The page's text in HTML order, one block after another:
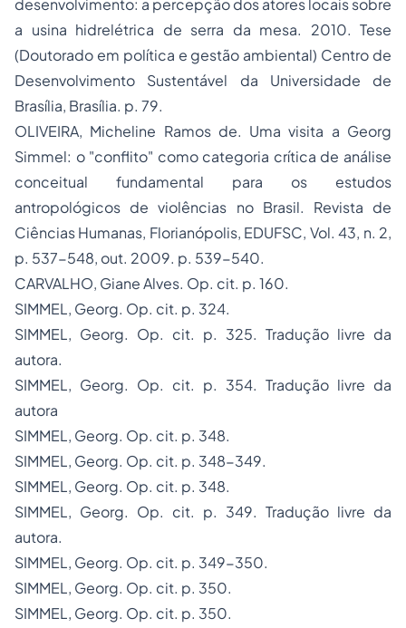
desenvolvimento: a percepção dos atores locais sobre
a usina hidrelétrica de serra da mesa. 2010. Tese
(Doutorado em política e gestão ambiental) Centro de
Desenvolvimento Sustentável da Universidade de
Brasília, Brasília. p. 79.
OLIVEIRA, Micheline Ramos de. Uma visita a Georg
Simmel: o "conflito" como categoria crítica de análise
conceitual fundamental para os estudos
antropológicos de violências no Brasil. Revista de
Ciências Humanas, Florianópolis, EDUFSC, Vol. 43, n. 2,
p. 537-548, out. 2009. p. 539-540.
CARVALHO, Giane Alves. Op. cit. p. 160.
SIMMEL, Georg. Op. cit. p. 324.
SIMMEL, Georg. Op. cit. p. 325. Tradução livre da
autora.
SIMMEL, Georg. Op. cit. p. 354. Tradução livre da
autora
SIMMEL, Georg. Op. cit. p. 348.
SIMMEL, Georg. Op. cit. p. 348-349.
SIMMEL, Georg. Op. cit. p. 348.
SIMMEL, Georg. Op. cit. p. 349. Tradução livre da
autora.
SIMMEL, Georg. Op. cit. p. 349-350.
SIMMEL, Georg. Op. cit. p. 350.
SIMMEL, Georg. Op. cit. p. 350.